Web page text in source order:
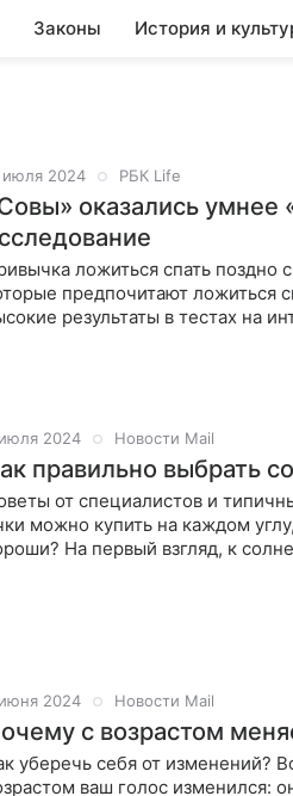
Законы История и
июля 2024 РБК Life
оказались
ложиться спать
предпочитают ложиться
результаты в тестах на
2024 Новости Mail
правильно выбрать
от специалистов и
можно купить на каждом
На первый взгляд, к
2024 Новости Mail
с возрастом
уберечь себя от изменений?
ваш голос изменился: